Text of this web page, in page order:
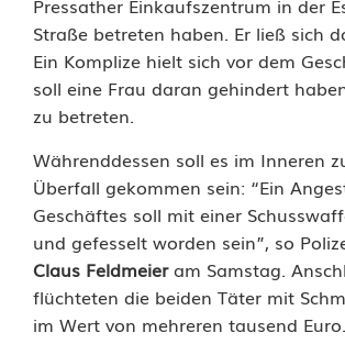
l
l
a
u
f
J
u
w
Pressather Einkaufszentrum in der
Straße betreten haben. Er ließ sich
Ein Komplize hielt sich vor dem
soll eine Frau daran gehindert
zu betreten.
Währenddessen soll es im Inneren
Überfall gekommen sein: “Ein
Geschäftes soll mit einer
und gefesselt worden sein”, so
Claus Feldmeieram Samstag.
flüchteten die beiden Täter mit
im Wert von mehreren tausend Euro.